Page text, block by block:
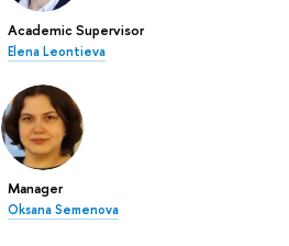
Academic Supervisor
Elena Leontieva
Manager
Oksana Semenova